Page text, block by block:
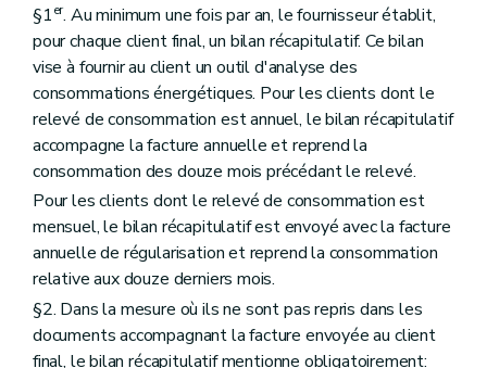
§1er. Au minimum une fois par an, le fournisseur établit,
pour chaque client final, un bilan récapitulatif. Ce bilan
vise à fournir au client un outil d'analyse des
consommations énergétiques. Pour les clients dont le
relevé de consommation est annuel, le bilan récapitulatif
accompagne la facture annuelle et reprend la
consommation des douze mois précédant le relevé.
Pour les clients dont le relevé de consommation est
mensuel, le bilan récapitulatif est envoyé avec la facture
annuelle de régularisation et reprend la consommation
relative aux douze derniers mois.
§2. Dans la mesure où ils ne sont pas repris dans les
documents accompagnant la facture envoyée au client
final, le bilan récapitulatif mentionne obligatoirement: